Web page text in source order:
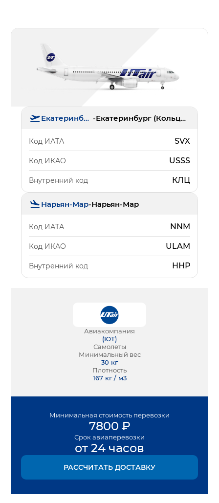
Екатеринбург - Екатеринбург (Кольцово)
Код ИАТА SVX
Код ИКАО USSS
Внутренний код КЛЦ
Нарьян-Мар-Нарьян-Мар
Код ИАТА NNM
Код ИКАО ULAM
Внутренний код ННР
Авиакомпания
(ЮТ)
Самолеты
Минимальный вес
30 кг
Плотность
167 кг / м3
Минимальная стоимость перевозки
7800 ₽
Срок авиаперевозки
от 24 часов
РАССЧИТАТЬ ДОСТАВКУ